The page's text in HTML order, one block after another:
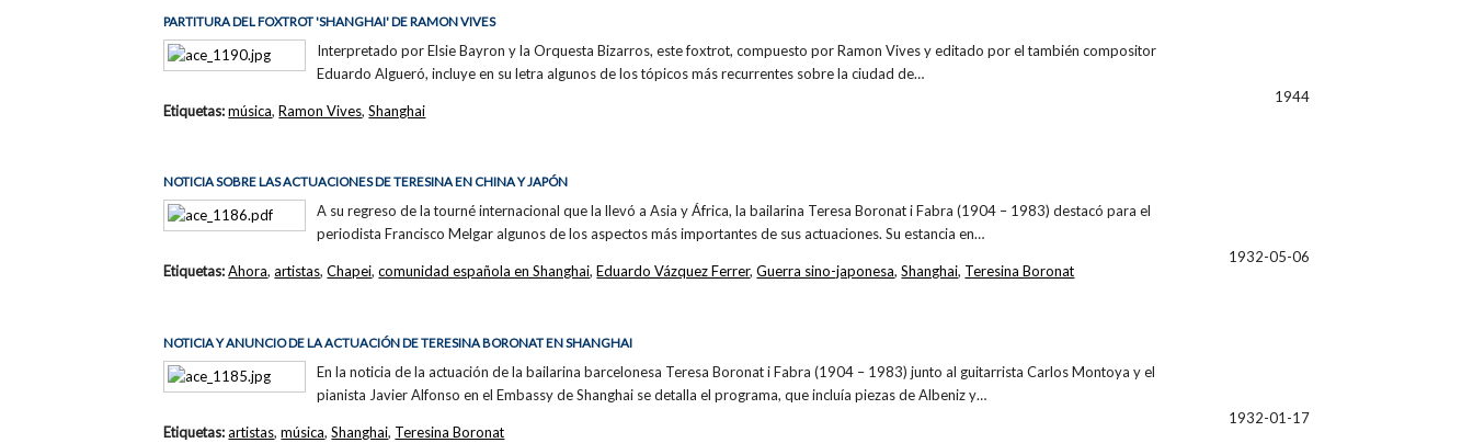
PARTITURA DEL FOXTROT 'SHANGHAI' DE RAMON VIVES
Interpretado por Elsie Bayron y la Orquesta Bizarros, este foxtrot, compuesto por Ramon Vives y editado por el también compositor
Eduardo Algueró, incluye en su letra algunos de los tópicos más recurrentes sobre la ciudad de…
1944
Etiquetas:música,Ramon Vives,Shanghai
NOTICIA SOBRE LAS ACTUACIONES DE TERESINA EN CHINA Y JAPÓN
A su regreso de la tourné internacional que la llevó a Asia y África, la bailarina Teresa Boronat i Fabra (1904 – 1983) destacó para el
periodista Francisco Melgar algunos de los aspectos más importantes de sus actuaciones. Su estancia en…
1932-05-06
Etiquetas:Ahora,artistas,Chapei,comunidad española en Shanghai,Eduardo Vázquez Ferrer,Guerra sino-japonesa,Shanghai, Teresina Boronat
NOTICIA Y ANUNCIO DE LA ACTUACIÓN DE TERESINA BORONAT EN SHANGHAI
En la noticia de la actuación de la bailarina barcelonesa Teresa Boronat i Fabra (1904 – 1983) junto al guitarrista Carlos Montoya y el
pianista Javier Alfonso en el Embassy de Shanghai se detalla el programa, que incluía piezas de Albeniz y…
1932-01-17
Etiquetas:artistas,música,Shanghai, Teresina Boronat